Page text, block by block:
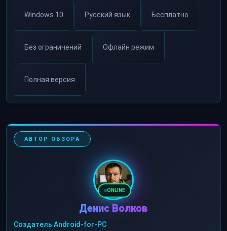
Windows 10 Русский язык Бесплатно
Без ограничений Офлайн режим
Полная версия
АВТОР ОБЗОРА
ONLINE
Денис Волков
Создатель Android-for-PC